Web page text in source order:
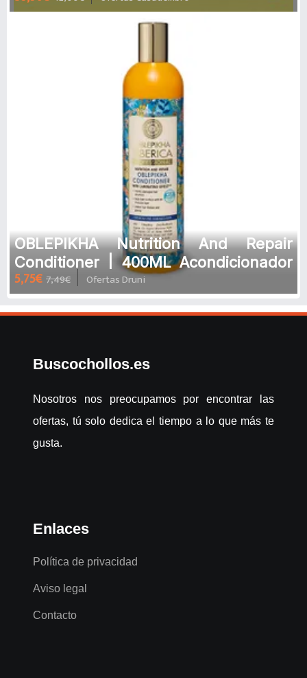
OBLEPIKHA Nutrition And Repair
Conditioner | 400ML Acondicionador
para cabellos débiles y dañados
5,75€ 7,49€ Ofertas Druni
Buscochollos.es
Nosotros nos preocupamos por encontrar las
ofertas, tú solo dedica el tiempo a lo que más te
gusta.
Enlaces
Política de privacidad
Aviso legal
Contacto